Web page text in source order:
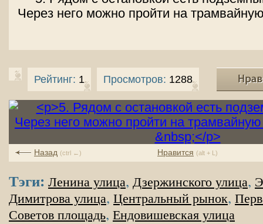
Через него можно пройти на
Рейтинг: 1 Просмотров: 1288
Нравится (alt + L)
Назад (ctrl ←)
Тэги: Ленина улица, Дзержинского улица,
Димитрова улица, Центральный рынок,
Советов площадь, Ендовишевская улица